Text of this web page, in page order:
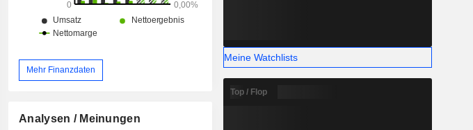
Mehr Finanzdaten
Analysen / Meinungen
Meine Watchlists
Top / Flop